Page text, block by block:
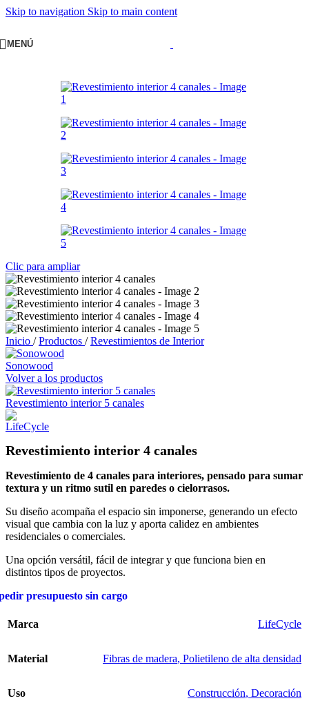
Skip to navigation Skip to main content
MENÚ
Clic para ampliar
Inicio / Productos / Revestimientos de Interior
Sonowood
Volver a los productos
Revestimiento interior 5 canales
Revestimiento interior 4 canales
Revestimiento de 4 canales para interiores, pensado para sumar
textura y un ritmo sutil en paredes o cielorrasos.
Su diseño acompaña el espacio sin imponerse, generando un efecto
visual que cambia con la luz y aporta calidez en ambientes
residenciales o comerciales.
Una opción versátil, fácil de integrar y que funciona bien en
distintos tipos de proyectos.
presupuesto sin cargo
Marca LifeCycle
Material Fibras de madera, Polietileno de alta densidad
Uso Construcción, Decoración